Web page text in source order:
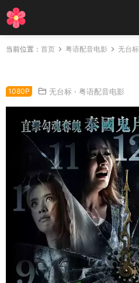
当前位置： 首页 粤语配音电影 无台标
1080P 无台标 · 粤语配音电影